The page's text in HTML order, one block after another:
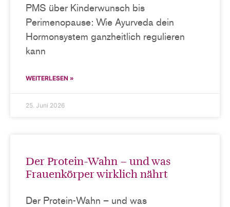
PMS über Kinderwunsch bis
Perimenopause: Wie Ayurveda dein
Hormonsystem ganzheitlich regulieren
kann
WEITERLESEN »
25. Juni 2026
Der Protein-Wahn – und was
Frauenkörper wirklich nährt
Der Protein-Wahn – und was